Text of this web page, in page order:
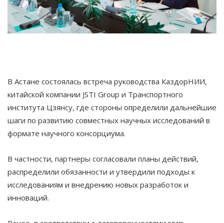
В Астане состоялась встреча руководства КаздорНИИ,
китайской компании JSTI Group и Транспортного
института Цзянсу, где стороны определили дальнейшие
шаги по развитию совместных научных исследований в
формате научного консорциума.
В частности, партнеры согласовали планы действий,
распределили обязанности и утвердили подходы к
исследованиям и внедрению новых разработок и
инноваций.